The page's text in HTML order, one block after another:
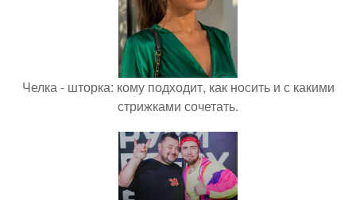
Челка - шторка: кому подходит, как носить и с какими
стрижками сочетать.